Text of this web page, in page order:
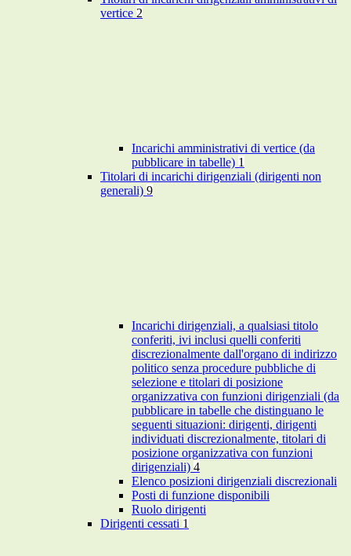
vertice 2
Incarichi amministrativi di vertice (da
pubblicare in tabelle) 1
Titolari di incarichi dirigenziali (dirigenti non
generali) 9
Incarichi dirigenziali, a qualsiasi titolo
conferiti, ivi inclusi quelli conferiti
discrezionalmente dall'organo di indirizzo
politico senza procedure pubbliche di
selezione e titolari di posizione
organizzativa con funzioni dirigenziali (da
pubblicare in tabelle che distinguano le
seguenti situazioni: dirigenti, dirigenti
individuati discrezionalmente, titolari di
posizione organizzativa con funzioni
dirigenziali) 4
Elenco posizioni dirigenziali discrezionali
Posti di funzione disponibili
Ruolo dirigenti
Dirigenti cessati 1